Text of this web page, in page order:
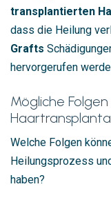
transplantierten
dass die Heilung
Grafts
hervorgerufen
Mögliche
Welche Folgen
Heilungsprozess
haben?